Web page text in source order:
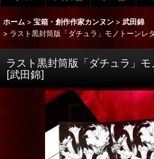
ホーム > 宝箱・創作作家カンヌン > 武田錦
> ラスト黒封筒版「ダチュラ」モノトーンレ
ラスト黒封筒版「ダチュラ」
[武田錦]